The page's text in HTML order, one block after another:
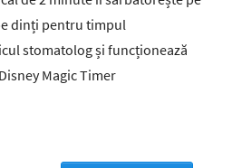
dinți pentru timpul
stomatolog și funcționează
Magic Timer